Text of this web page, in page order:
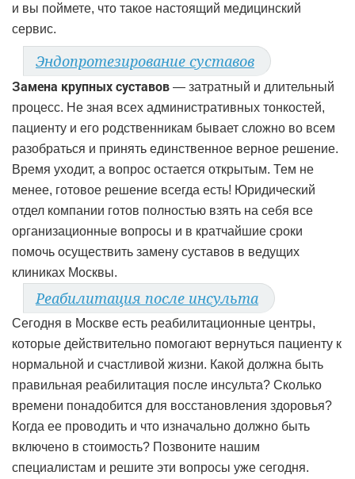
и вы поймете, что такое настоящий медицинский
сервис.
Эндопротезирование суставов
Замена крупных суставов — затратный и длительный
процесс. Не зная всех административных тонкостей,
пациенту и его родственникам бывает сложно во всем
разобраться и принять единственное верное решение.
Время уходит, а вопрос остается открытым. Тем не
менее, готовое решение всегда есть! Юридический
отдел компании готов полностью взять на себя все
организационные вопросы и в кратчайшие сроки
помочь осуществить замену суставов в ведущих
клиниках Москвы.
Реабилитация после инсульта
Сегодня в Москве есть реабилитационные центры,
которые действительно помогают вернуться пациенту к
нормальной и счастливой жизни. Какой должна быть
правильная реабилитация после инсульта? Сколько
времени понадобится для восстановления здоровья?
Когда ее проводить и что изначально должно быть
включено в стоимость? Позвоните нашим
специалистам и решите эти вопросы уже сегодня.